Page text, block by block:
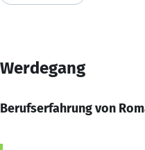
Werdegang
Berufserfahrung von